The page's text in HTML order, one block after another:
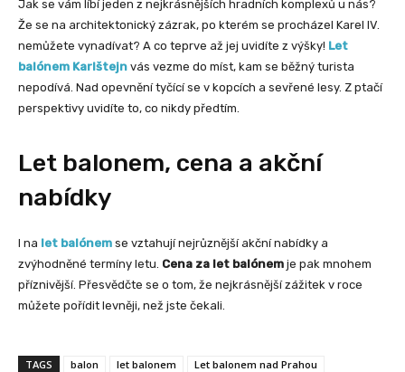
Jak se vám líbí jeden z nejkrásnějších hradních komplexů u nás?
Že se na architektonický zázrak, po kterém se procházel Karel IV.
nemůžete vynadívat? A co teprve až jej uvidíte z výšky! Let
balónem Karlštejn vás vezme do míst, kam se běžný turista
nepodívá. Nad opevnění tyčící se v kopcích a sevřené lesy. Z ptačí
perspektivy uvidíte to, co nikdy předtím.
Let balonem, cena a akční
nabídky
I na let balónem se vztahují nejrůznější akční nabídky a
zvýhodněné termíny letu. Cena za let balónem je pak mnohem
příznivější. Přesvědčte se o tom, že nejkrásnější zážitek v roce
můžete pořídit levněji, než jste čekali.
TAGS balon let balonem
Let balonem nad Prahou